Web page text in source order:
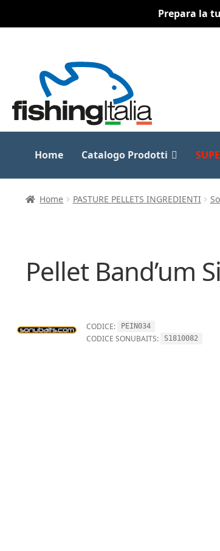
Prepara la
navigazione
contenuto
Home Catalogo Prodotti
Home PASTURE PELLETS INGREDIENTI
Pellet Band’um
CODICE: PEIN034
CODICE SONUBAITS: S1810082